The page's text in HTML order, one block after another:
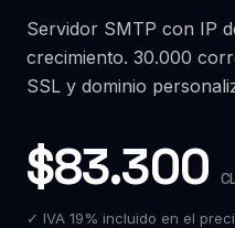
Servidor SMTP con IP
crecimiento. 30.000
SSL y dominio
$83.300
✓ IVA 19% incluido en el